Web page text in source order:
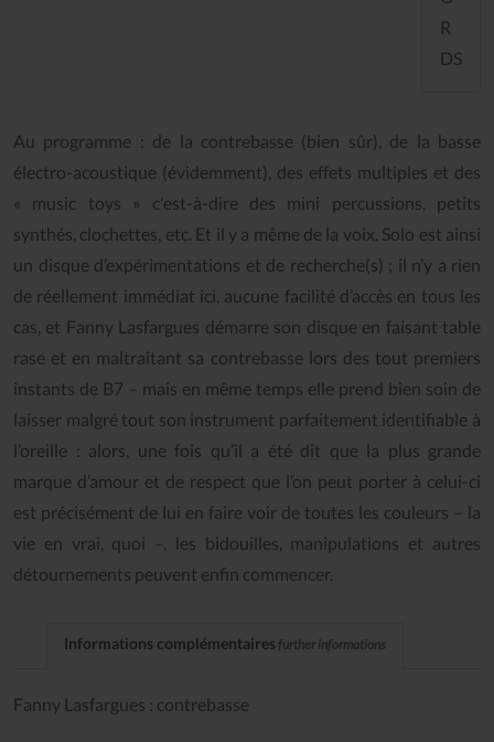
R
DS
Au programme : de la contrebasse (bien sûr), de la basse
électro-acoustique (évidemment), des effets multiples et des
« music toys » c'est-à-dire des mini percussions, petits
synthés, clochettes, etc. Et il y a même de la voix. Solo est ainsi
un disque d’expérimentations et de recherche(s) ; il n’y a rien
de réellement immédiat ici, aucune facilité d’accès en tous les
cas, et Fanny Lasfargues démarre son disque en faisant table
rase et en maltraitant sa contrebasse lors des tout premiers
instants de B7 – mais en même temps elle prend bien soin de
laisser malgré tout son instrument parfaitement identifiable à
l’oreille : alors, une fois qu’il a été dit que la plus grande
marque d’amour et de respect que l’on peut porter à celui-ci
est précisément de lui en faire voir de toutes les couleurs – la
vie en vrai, quoi –, les bidouilles, manipulations et autres
détournements peuvent enfin commencer.
Informations complémentaires further informations
Fanny Lasfargues : contrebasse